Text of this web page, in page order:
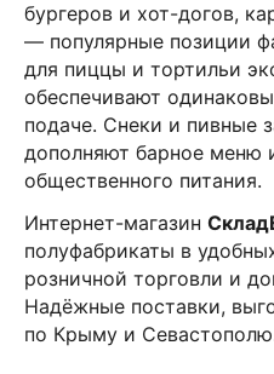
бургеров и хот-догов,
— популярные позиции
для пиццы и тортильи
обеспечивают
подаче. Снеки и пивные
дополняют барное меню
общественного питания.
Интернет-магазин
полуфабрикаты в
розничной торговли и
Надёжные поставки,
по Крыму и